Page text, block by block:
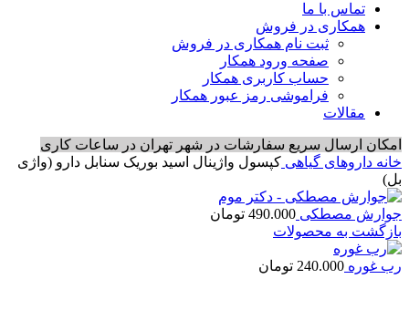
تماس با ما
همکاری در فروش
ثبت نام همکاری در فروش
صفحه ورود همکار
حساب کاربری همکار
فراموشی رمز عبور همکار
مقالات
امکان ارسال سریع سفارشات در شهر تهران در ساعات کاری
خانه داروهای گیاهی کپسول واژینال اسید بوریک سنابل دارو (واژی
بل)
جوارش مصطکی 490.000 تومان
بازگشت به محصولات
رب غوره 240.000 تومان